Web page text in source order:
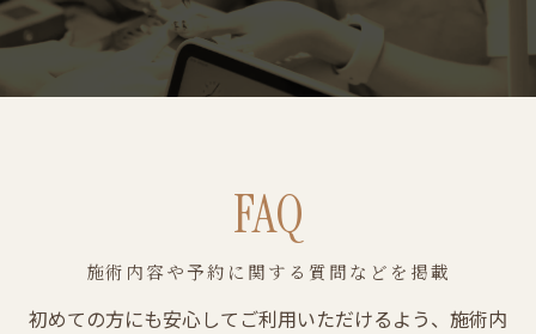
施術内容や予約に関する質問などを掲載
FAQ
初めての方にも安心してご利用いただけるよう、施術内